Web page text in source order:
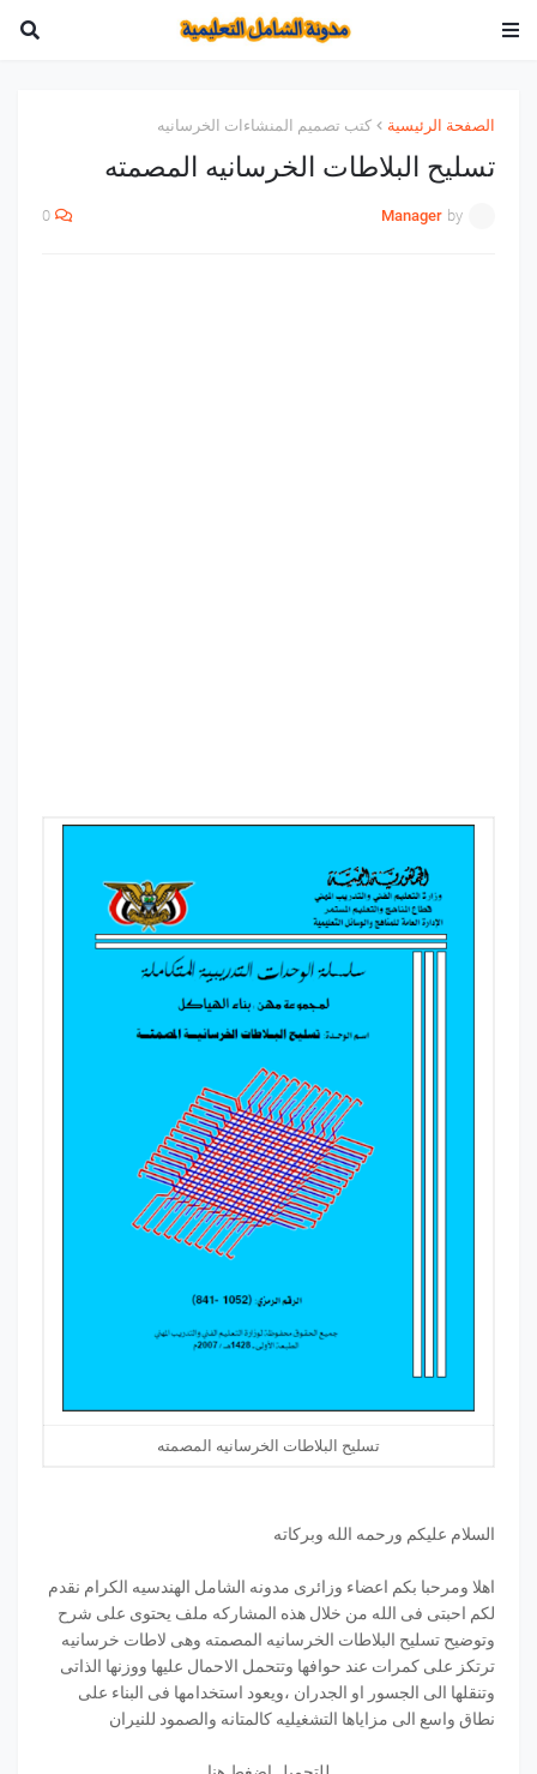
الصفحة الرئيسية كتب تصميم المنشاءات الخرسانيه
تسليح البلاطات الخرسانيه المصمته
by
Manager
0
تسليح البلاطات الخرسانيه المصمته
السلام عليكم ورحمه الله وبركاته
اهلا ومرحبا بكم اعضاء وزائرى مدونه الشامل الهندسيه الكرام نقدم
لكم احبتى فى الله من خلال هذه المشاركه ملف يحتوى على شرح
وتوضيح تسليح البلاطات الخرسانيه المصمته وهى لاطات خرسانيه
ترتكز على كمرات عند حوافها وتتحمل الاحمال عليها ووزنها الذاتى
وتنقلها الى الجسور او الجدران ،ويعود استخدامها فى البناء على
نطاق واسع الى مزاياها التشغيليه كالمتانه والصمود للنيران